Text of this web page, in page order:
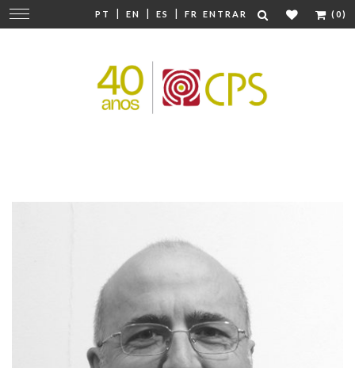
PT | EN | ES | FR ENTRAR (0)
Mudar
navegação